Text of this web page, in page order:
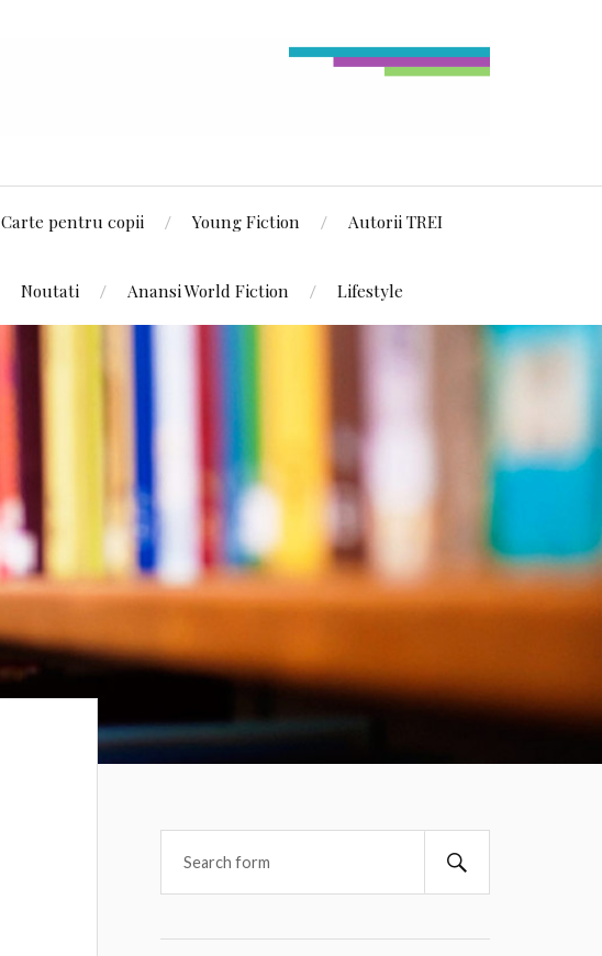
Carte pentru copii Young Fiction Autorii TREI
Noutati Anansi World Fiction Lifestyle